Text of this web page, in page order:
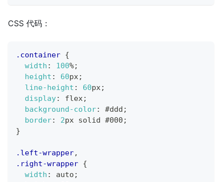
CSS 代码：
.container {
width : 100%;
height : 60px ;
line-height : 60px ;
display: flex ;
background-color: #ddd ;
border: 2px solid #000 ;
}
.left-wrapper,
.right-wrapper {
width : auto ;